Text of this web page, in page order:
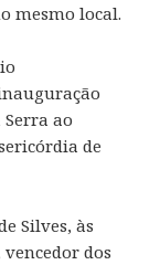
mesmo local.
Serra ao
de
Silves, às
dos